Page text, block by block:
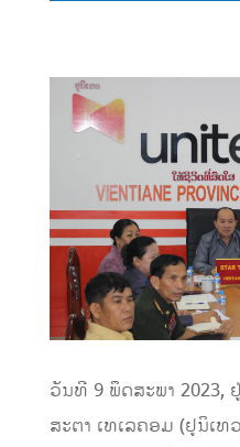
ວັນທີ 9 ພຶດສະພາ 2023,
ສະຕາ ເທເລຄອມ (ຢູນິເທ